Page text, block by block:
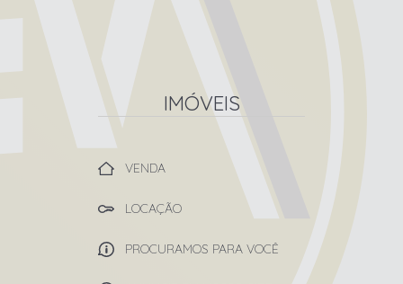
IMÓVEIS
VENDA
LOCAÇÃO
PROCURAMOS PARA VOCÊ